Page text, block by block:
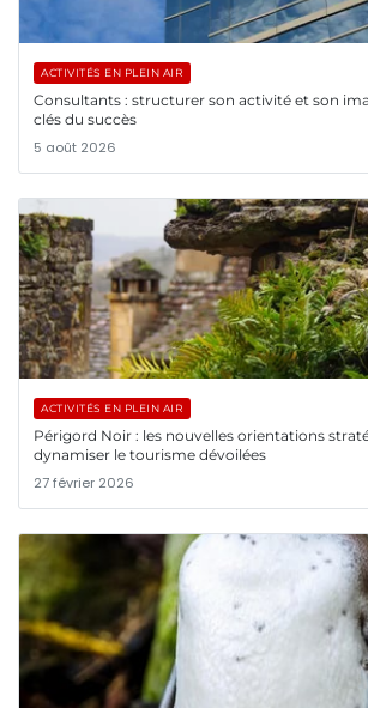
ACTIVITÉS EN PLEIN AIR
Consultants : structurer son activité et son
clés du succès
5 août 2026
ACTIVITÉS EN PLEIN AIR
Périgord Noir : les nouvelles orientations
dynamiser le tourisme dévoilées
27 février 2026